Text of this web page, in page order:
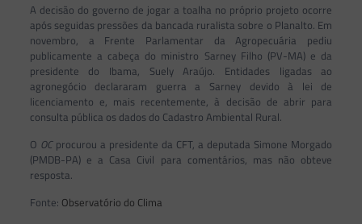
A decisão do governo de jogar a toalha no próprio projeto ocorre
após seguidas pressões da bancada ruralista sobre o Planalto. Em
novembro, a Frente Parlamentar da Agropecuária pediu
publicamente a cabeça do ministro Sarney Filho (PV-MA) e da
presidente do Ibama, Suely Araújo. Entidades ligadas ao
agronegócio declararam guerra a Sarney devido à lei de
licenciamento e, mais recentemente, à decisão de abrir para
consulta pública os dados do Cadastro Ambiental Rural.
O OCprocurou a presidente da CFT, a deputada Simone Morgado
(PMDB-PA) e a Casa Civil para comentários, mas não obteve
resposta.
Fonte: Observatório do Clima